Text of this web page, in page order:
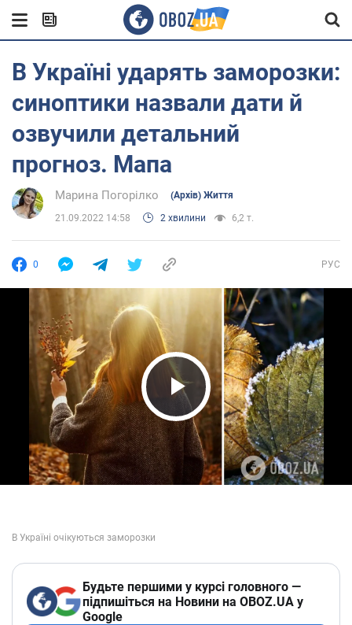
В Україні ударять заморозки:
синоптики назвали дати й
озвучили детальний
прогноз. Мапа
Марина Погорілко (Архів) Життя
21.09.2022 14:58 2 хвилини 6,2 т.
0 РУС
Play Video
Будьте першими у курсі головного —
підпишіться на Новини на OBOZ.UA у
Google